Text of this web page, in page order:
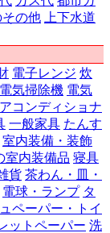
の他
上下水道
電子レンジ 炊
電気掃除機 電気
コンディショナ
一般家具 たんす
室内装備・装飾
室内装備品 寝具
貨 茶わん・皿・
電球・ランプ タ
ペーパー・トイ
ットペーパー 洗